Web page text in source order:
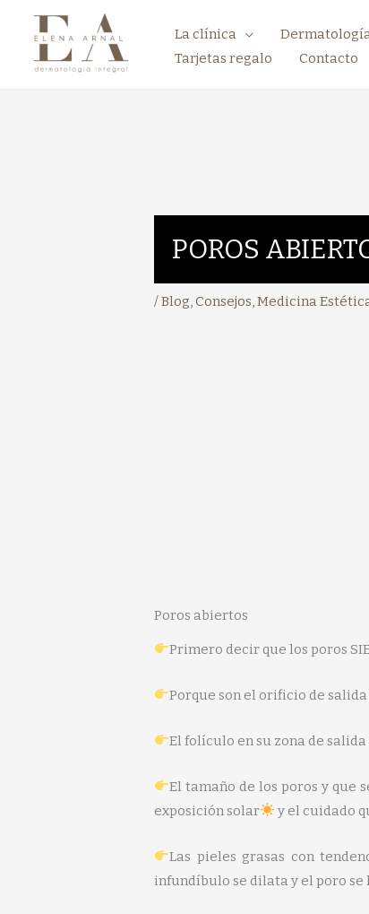
La clínica
Tarjetas regalo
Contacto
POROS
/Blog,Consejos,Medicina
Poros abiertos
Primero decir que los poros
Porque son el orificio de
El folículo en su zona de
El tamaño de los poros y que
exposición solar
y el cuidado
Las pieles grasas con
infundíbulo se dilata y el poro se